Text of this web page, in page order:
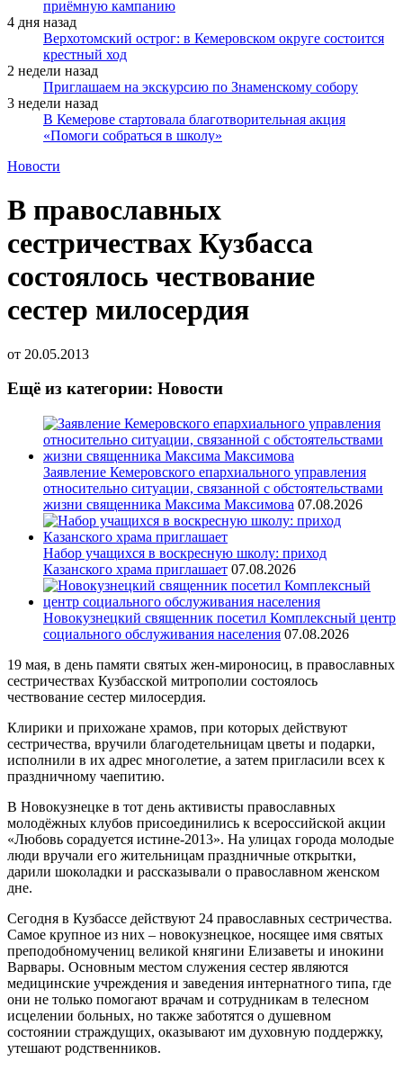
приёмную кампанию
4 дня назад
Верхотомский острог: в Кемеровском округе состоится
крестный ход
2 недели назад
Приглашаем на экскурсию по Знаменскому собору
3 недели назад
В Кемерове стартовала благотворительная акция
«Помоги собраться в школу»
Новости
В православных
сестричествах Кузбасса
состоялось чествование
сестер милосердия
от 20.05.2013
Ещё из категории: Новости
Заявление Кемеровского епархиального управления
относительно ситуации, связанной с обстоятельствами
жизни священника Максима Максимова 07.08.2026
Набор учащихся в воскресную школу: приход
Казанского храма приглашает 07.08.2026
Новокузнецкий священник посетил Комплексный центр
социального обслуживания населения 07.08.2026
19 мая, в день памяти святых жен-мироносиц, в православных
сестричествах Кузбасской митрополии состоялось
чествование сестер милосердия.
Клирики и прихожане храмов, при которых действуют
сестричества, вручили благодетельницам цветы и подарки,
исполнили в их адрес многолетие, а затем пригласили всех к
праздничному чаепитию.
В Новокузнецке в тот день активисты православных
молодёжных клубов присоединились к всероссийской акции
«Любовь сорадуется истине-2013». На улицах города молодые
люди вручали его жительницам праздничные открытки,
дарили шоколадки и рассказывали о православном женском
дне.
Сегодня в Кузбассе действуют 24 православных сестричества.
Самое крупное из них – новокузнецкое, носящее имя святых
преподобномучениц великой княгини Елизаветы и инокини
Варвары. Основным местом служения сестер являются
медицинские учреждения и заведения интернатного типа, где
они не только помогают врачам и сотрудникам в телесном
исцелении больных, но также заботятся о душевном
состоянии страждущих, оказывают им духовную поддержку,
утешают родственников.